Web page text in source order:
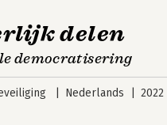
delen
democratisering
Nederlands 2022